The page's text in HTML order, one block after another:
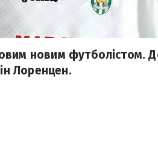
новим футболістом.
Лоренцен.